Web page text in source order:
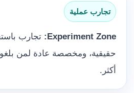
تجارب عملية
Experiment Zone:
تجارب
أكثر.